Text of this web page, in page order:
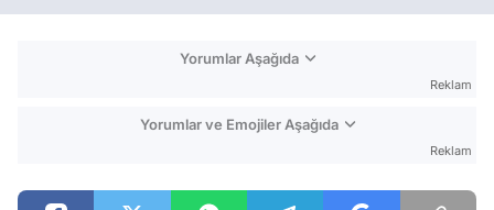
Yorumlar Aşağıda
Reklam
Yorumlar ve Emojiler Aşağıda
Reklam